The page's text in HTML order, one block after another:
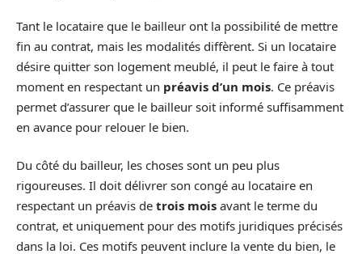
Tant le locataire que le bailleur ont la possibilité de mettre
fin au contrat, mais les modalités diffèrent. Si un locataire
désire quitter son logement meublé, il peut le faire à tout
moment en respectant un préavis d’un mois. Ce préavis
permet d’assurer que le bailleur soit informé suffisamment
en avance pour relouer le bien.
Du côté du bailleur, les choses sont un peu plus
rigoureuses. Il doit délivrer son congé au locataire en
respectant un préavis de trois mois avant le terme du
contrat, et uniquement pour des motifs juridiques précisés
dans la loi. Ces motifs peuvent inclure la vente du bien, le